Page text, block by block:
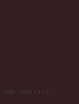
LANZAMIENTOS